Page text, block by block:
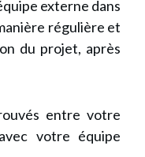
externe dans
régulière et
du projet, après
entre votre
votre équipe